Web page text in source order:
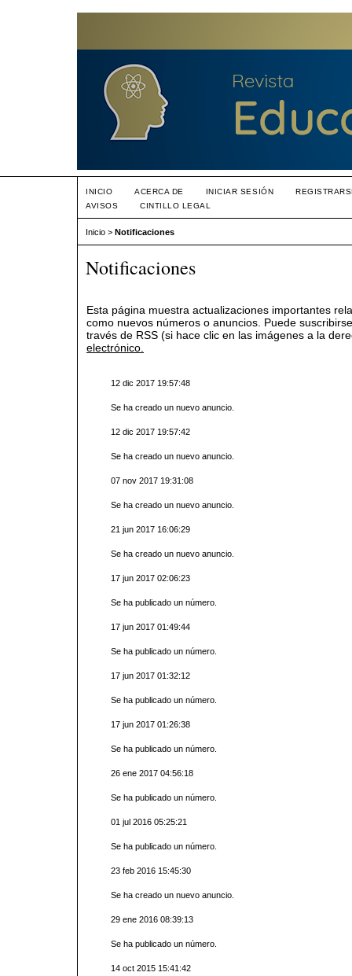
INICIO ACERCA DE INICIAR SESIÓN
AVISOS
CINTILLO LEGAL
Inicio > Notificaciones
Notificaciones
Esta página muestra actualizaciones importantes
como nuevos números o anuncios. Puede
través de RSS (si hace clic en las imágenes a la
electrónico.
12 dic 2017 19:57:48
Se ha creado un nuevo anuncio.
12 dic 2017 19:57:42
Se ha creado un nuevo anuncio.
07 nov 2017 19:31:08
Se ha creado un nuevo anuncio.
21 jun 2017 16:06:29
Se ha creado un nuevo anuncio.
17 jun 2017 02:06:23
Se ha publicado un número.
17 jun 2017 01:49:44
Se ha publicado un número.
17 jun 2017 01:32:12
Se ha publicado un número.
17 jun 2017 01:26:38
Se ha publicado un número.
26 ene 2017 04:56:18
Se ha publicado un número.
01 jul 2016 05:25:21
Se ha publicado un número.
23 feb 2016 15:45:30
Se ha creado un nuevo anuncio.
29 ene 2016 08:39:13
Se ha publicado un número.
14 oct 2015 15:41:42